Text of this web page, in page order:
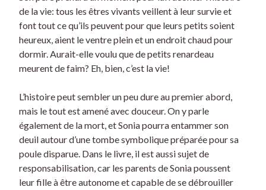
de la vie: tous les êtres vivants veillent à leur survie et
font tout ce qu’ils peuvent pour que leurs petits soient
heureux, aient le ventre plein et un endroit chaud pour
dormir. Aurait-elle voulu que de petits renardeau
meurent de faim? Eh, bien, c’est la vie!
L’histoire peut sembler un peu dure au premier abord,
mais le tout est amené avec douceur. On y parle
également de la mort, et Sonia pourra entammer son
deuil autour d’une tombe symbolique préparée pour sa
poule disparue. Dans le livre, il est aussi sujet de
responsabilisation, car les parents de Sonia poussent
leur fille à être autonome et capable de se débrouiller